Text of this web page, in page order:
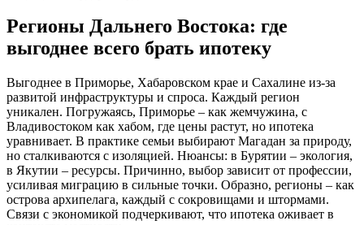
Регионы Дальнего Востока: где
выгоднее всего брать ипотеку
Выгоднее в Приморье, Хабаровском крае и Сахалине из-за
развитой инфраструктуры и спроса. Каждый регион
уникален. Погружаясь, Приморье – как жемчужина, с
Владивостоком как хабом, где цены растут, но ипотека
уравнивает. В практике семьи выбирают Магадан за природу,
но сталкиваются с изоляцией. Нюансы: в Бурятии – экология,
в Якутии – ресурсы. Причинно, выбор зависит от профессии,
усиливая миграцию в сильные точки. Образно, регионы – как
острова архипелага, каждый с сокровищами и штормами.
Связи с экономикой подчеркивают, что ипотека оживает в